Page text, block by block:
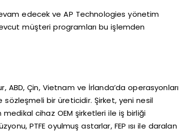
edecek ve AP Technologies yönetim
müşteri programları bu işlemden
ABD, Çin, Vietnam ve İrlanda’da operasyonları
bir üreticidir. Şirket, yeni nesil
cihaz OEM şirketleri ile iş birliği
PTFE oyulmuş astarlar, FEP ısı ile daralan